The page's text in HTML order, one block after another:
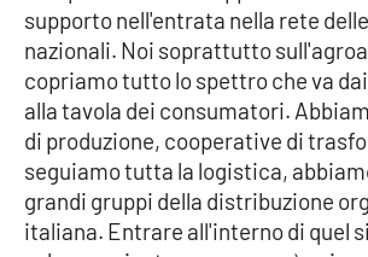
Destinazioni
Eventi
Food
Storie
supporto nell'entrata nella rete
nazionali. Noi soprattutto
copriamo tutto lo spettro che va
alla tavola dei consumatori.
di produzione, cooperative di
seguiamo tutta la logistica,
grandi gruppi della distribuzione
italiana. Entrare all'interno di quel